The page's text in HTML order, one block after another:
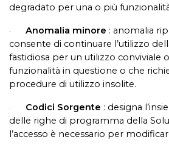
degradato per una o più
· Anomalia minore : anomalia
consente di continuare l’utilizzo
fastidiosa per un utilizzo conviviale
funzionalità in questione o che
procedure di utilizzo insolite.
· Codici Sorgente : designa
delle righe di programma della
l’accesso è necessario per